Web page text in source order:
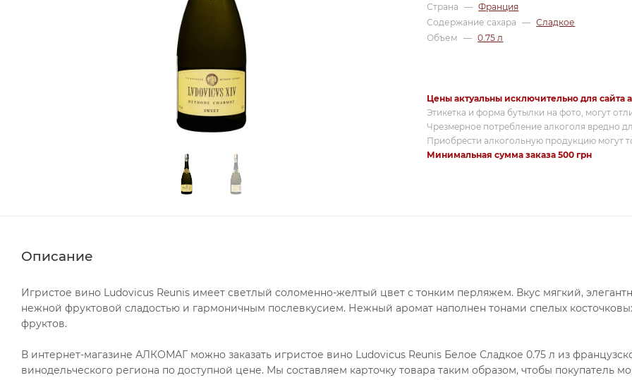
Страна
— Франция
Содержание сахара
— Сладкое
Объем
— 0.75 л
Цены актуальны исключительно для сайта
Этикетка и форма бутылки на фото, могут
Чрезмерное потребление алкоголя вредно
Приобрести алкогольную продукцию могут
Минимальная сумма заказа 500 грн
Описание
Игристое вино Ludovicus Reunis имеет светлый соломенно-желтый цвет с тонким перляжем. Вкус мягкий,
нежной фруктовой сладостью и гармоничным послевкусием. Нежный аромат наполнен тонами спелых
фруктов.
В интернет-магазине АЛКОМАГ можно заказать игристое вино Ludovicus Reunis Белое Сладкое 0.75 л из
винодельческого региона по доступной цене. Мы составляем карточку товара таким образом, чтобы покупатель